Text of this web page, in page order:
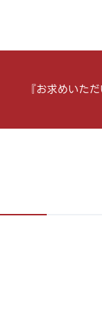
『お求めいた